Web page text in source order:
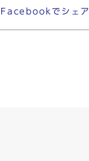
Facebookでシェア